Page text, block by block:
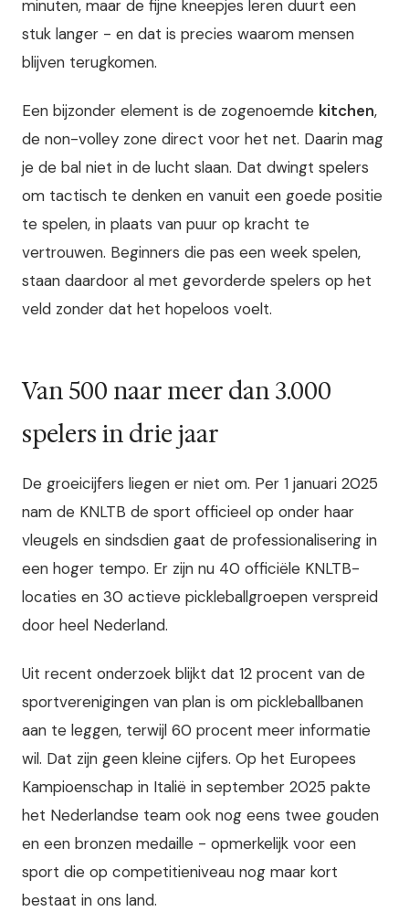
minuten, maar de fijne kneepjes leren duurt een
stuk langer - en dat is precies waarom mensen
blijven terugkomen.
Een bijzonder element is de zogenoemde kitchen,
de non-volley zone direct voor het net. Daarin mag
je de bal niet in de lucht slaan. Dat dwingt spelers
om tactisch te denken en vanuit een goede positie
te spelen, in plaats van puur op kracht te
vertrouwen. Beginners die pas een week spelen,
staan daardoor al met gevorderde spelers op het
veld zonder dat het hopeloos voelt.
Van 500 naar meer dan 3.000
spelers in drie jaar
De groeicijfers liegen er niet om. Per 1 januari 2025
nam de KNLTB de sport officieel op onder haar
vleugels en sindsdien gaat de professionalisering in
een hoger tempo. Er zijn nu 40 officiële KNLTB-
locaties en 30 actieve pickleballgroepen verspreid
door heel Nederland.
Uit recent onderzoek blijkt dat 12 procent van de
sportverenigingen van plan is om pickleballbanen
aan te leggen, terwijl 60 procent meer informatie
wil. Dat zijn geen kleine cijfers. Op het Europees
Kampioenschap in Italië in september 2025 pakte
het Nederlandse team ook nog eens twee gouden
en een bronzen medaille - opmerkelijk voor een
sport die op competitieniveau nog maar kort
bestaat in ons land.